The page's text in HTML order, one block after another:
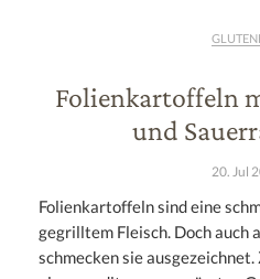
Folienkartoffeln
und
20. Jul
Folienkartoffeln sind eine
gegrilltem Fleisch. Doch auch
schmecken sie